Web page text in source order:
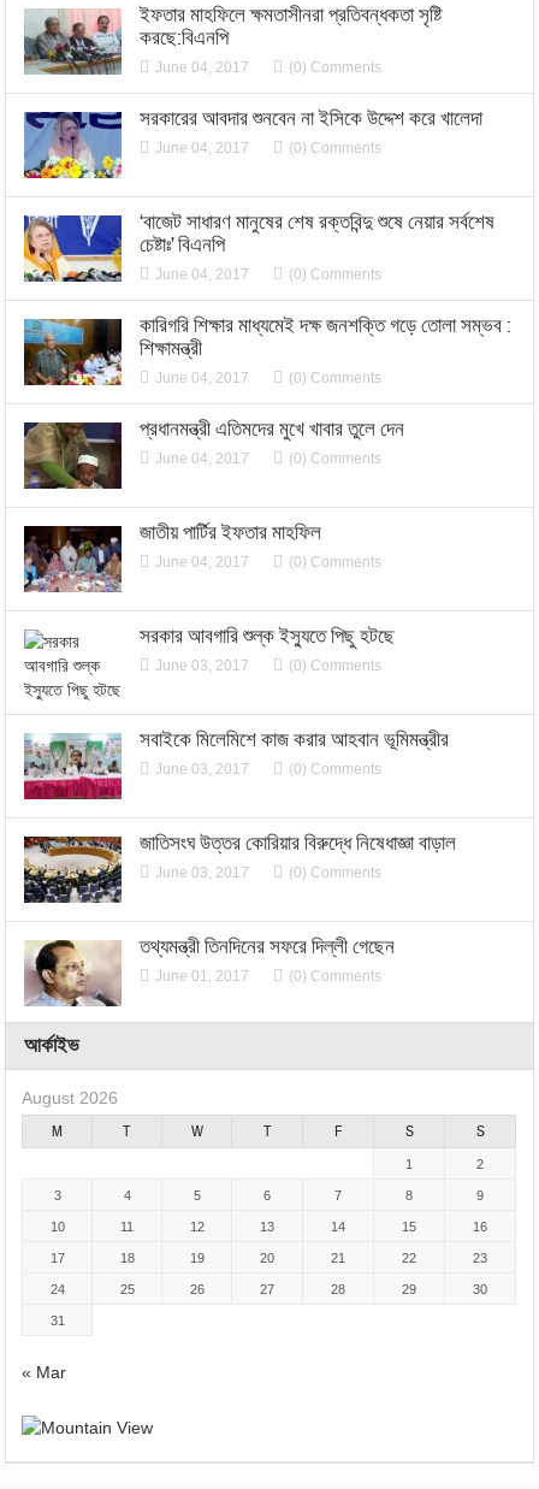
ইফতার মাহফিলে ক্ষমতাসীনরা প্রতিবন্ধকতা সৃষ্টি
করছে:বিএনপি
June 04, 2017 (0) Comments
সরকারের আবদার শুনবেন না ইসিকে উদ্দেশ করে খালেদা
June 04, 2017 (0) Comments
‘বাজেট সাধারণ মানুষের শেষ রক্তবিন্দু শুষে নেয়ার সর্বশেষ
চেষ্টাঃ’ বিএনপি
June 04, 2017 (0) Comments
কারিগরি শিক্ষার মাধ্যমেই দক্ষ জনশক্তি গড়ে তোলা সম্ভব :
শিক্ষামন্ত্রী
June 04, 2017 (0) Comments
প্রধানমন্ত্রী এতিমদের মুখে খাবার তুলে দেন
June 04, 2017 (0) Comments
জাতীয় পার্টির ইফতার মাহফিল
June 04, 2017 (0) Comments
সরকার আবগারি শুল্ক ইস্যুতে পিছু হটছে
June 03, 2017 (0) Comments
সবাইকে মিলেমিশে কাজ করার আহবান ভূমিমন্ত্রীর
June 03, 2017 (0) Comments
জাতিসংঘ উত্তর কোরিয়ার বিরুদ্ধে নিষেধাজ্ঞা বাড়াল
June 03, 2017 (0) Comments
তথ্যমন্ত্রী তিনদিনের সফরে দিল্লী গেছেন
June 01, 2017 (0) Comments
আর্কাইভ
August 2026
M
T W T F S S
1 2
3 4 5 6 7 8 9
10 11 12 13 14 15 16
17 18 19 20 21 22 23
24 25 26 27 28 29 30
31
« Mar